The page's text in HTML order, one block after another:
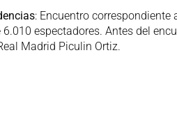
: Encuentro
6.010 espectadores. Antes del
Madrid Piculin Ortiz.